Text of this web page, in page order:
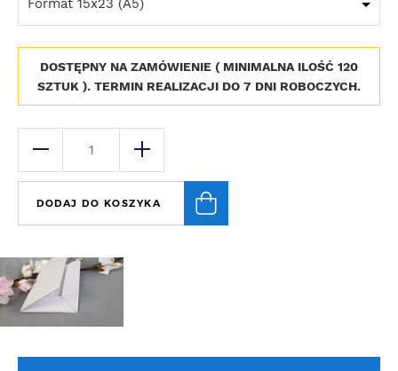
DOSTĘPNY NA ZAMÓWIENIE ( MINIMALNA ILOŚĆ 120
SZTUK ). TERMIN REALIZACJI DO 7 DNI ROBOCZYCH.
DODAJ DO KOSZYKA